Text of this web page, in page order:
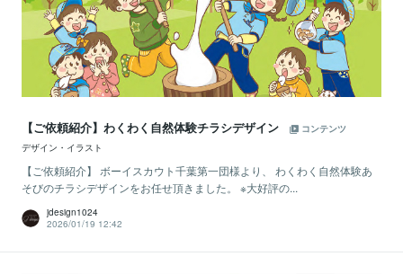
【ご依頼紹介】わくわく自然体験チラシデザイン
コンテンツ
デザイン・イラスト
【ご依頼紹介】 ボーイスカウト千葉第一団様より、 わくわく自然体験あ
そびのチラシデザインをお任せ頂きました。 ※大好評の...
jdesign1024
2026/01/19 12:42